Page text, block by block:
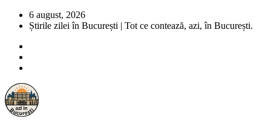
6 august, 2026
Știrile zilei în București | Tot ce contează, azi, în București.